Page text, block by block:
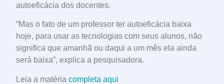
autoeficácia dos docentes.
“Mas o fato de um professor ter autoeficácia baixa
hoje, para usar as tecnologias com seus alunos, não
significa que amanhã ou daqui a um mês ela ainda
será baixa”, explica a pesquisadora.
Leia a matéria completa aqui